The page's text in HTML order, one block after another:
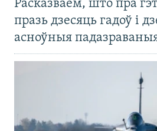
Расказваем, што пра
празь дзесяць гадоў і
асноўныя